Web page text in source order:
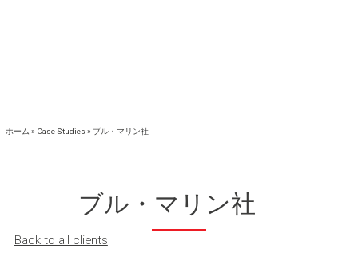
ホーム » Case Studies » ブル・マリン社
ブル・マリン社
Back to all clients